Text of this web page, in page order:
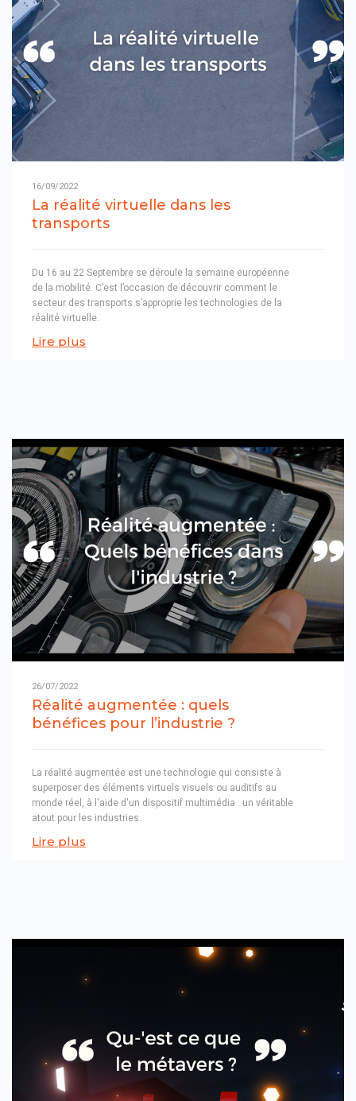
16/09/2022
La réalité virtuelle dans les
transports
Du 16 au 22 Septembre se déroule la semaine européenne
de la mobilité. C’est l’occasion de découvrir comment le
secteur des transports s’approprie les technologies de la
réalité virtuelle.
Lire plus
26/07/2022
Réalité augmentée : quels
bénéfices pour l’industrie ?
La réalité augmentée est une technologie qui consiste à
superposer des éléments virtuels visuels ou auditifs au
monde réel, à l'aide d'un dispositif multimédia : un véritable
atout pour les industries.
Lire plus